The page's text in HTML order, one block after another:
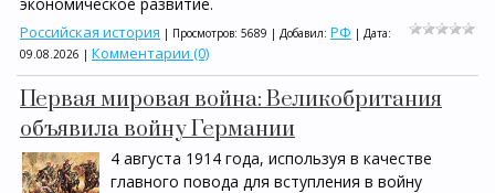
Российская история | Просмотров: 5689 | Добавил: РФ | Дата:
09.08.2026 | Комментарии (0)
Первая мировая война: Великобритания
объявила войну Германии
4 августа 1914 года, используя в качестве
главного повода для вступления в войну